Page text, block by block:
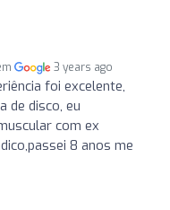
3 years ago
foi excelente,
de disco, eu
com ex
8 anos me